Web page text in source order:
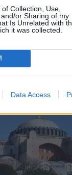
Collection, Use,
or Sharing of my
Is Unrelated with
it was collected.
Data Access
Συνασπισμό
το
Διαφήμιση